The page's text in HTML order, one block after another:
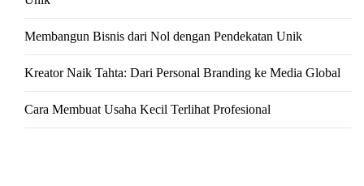
Membangun Bisnis dari Nol dengan Pendekatan Unik
Kreator Naik Tahta: Dari Personal Branding ke Media Global
Cara Membuat Usaha Kecil Terlihat Profesional